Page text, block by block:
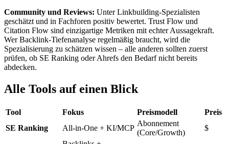
Community und Reviews: Unter Linkbuilding-Spezialisten
geschätzt und in Fachforen positiv bewertet. Trust Flow und
Citation Flow sind einzigartige Metriken mit echter Aussagekraft.
Wer Backlink-Tiefenanalyse regelmäßig braucht, wird die
Spezialisierung zu schätzen wissen – alle anderen sollten zuerst
prüfen, ob SE Ranking oder Ahrefs den Bedarf nicht bereits
abdecken.
Alle Tools auf einen Blick
Tool Fokus Preismodell
Preis
SE Ranking
All-in-One + KI/MCP
Abonnement
(Core/Growth)
$